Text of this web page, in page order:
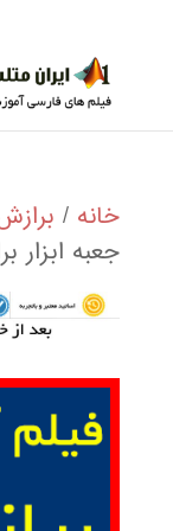
خانه /
جعبه ابزار